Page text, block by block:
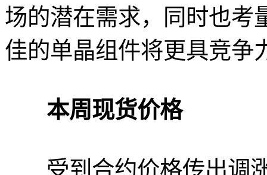
场的潜在需求，同时也考
佳的单晶组件将更具竞争
本周现货价格
受到合约价格传出调